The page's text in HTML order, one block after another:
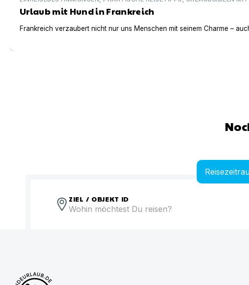
Urlaub mit Hund in Frankreich
Frankreich verzaubert nicht nur uns Menschen mit seinem Charme –
ZIEL / OBJEKT ID